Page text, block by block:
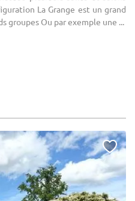
La Grange est un grand
groupes Ou par exemple une ...